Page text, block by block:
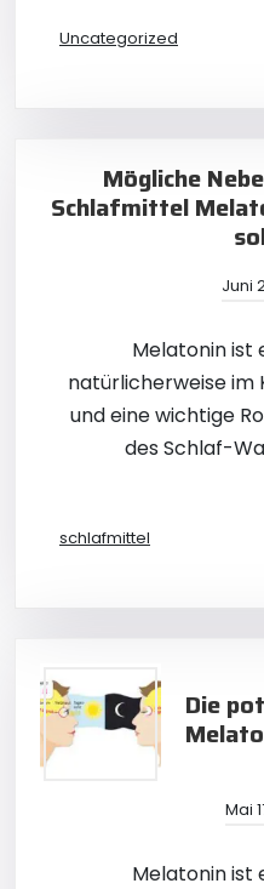
Uncategorized
Mögliche
Schlafmittel
Juni
Melatonin ist
natürlicherweise im
und eine wichtige
des Schlaf-
schlafmittel
Die
Mai
Melatonin ist